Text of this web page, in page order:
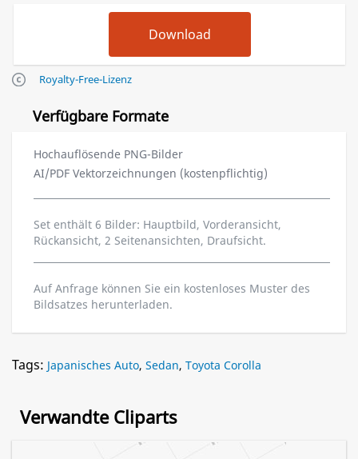
Royalty-Free-Lizenz
Verfügbare Formate
Hochauflösende PNG-Bilder
AI/PDF Vektorzeichnungen (kostenpflichtig)
Set enthält 6 Bilder: Hauptbild, Vorderansicht,
Rückansicht, 2 Seitenansichten, Draufsicht.
Auf Anfrage können Sie ein kostenloses Muster des
Bildsatzes herunterladen.
Tags: Japanisches Auto, Sedan, Toyota Corolla
Verwandte Cliparts